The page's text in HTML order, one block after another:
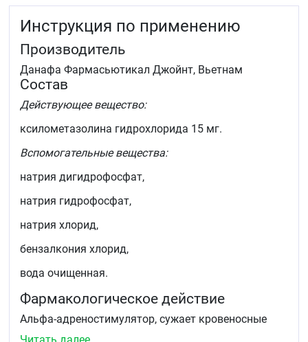
Инструкция по применению
Производитель
Данафа Фармасьютикал Джойнт, Вьетнам
Состав
Действующее вещество:
ксилометазолина гидрохлорида 15 мг.
Вспомогательные вещества:
натрия дигидрофосфат,
натрия гидрофосфат,
натрия хлорид,
бензалкония хлорид,
вода очищенная.
Фармакологическое действие
Альфа-адреностимулятор, сужает кровеносные
сосуды слизистой оболочки полости носа,